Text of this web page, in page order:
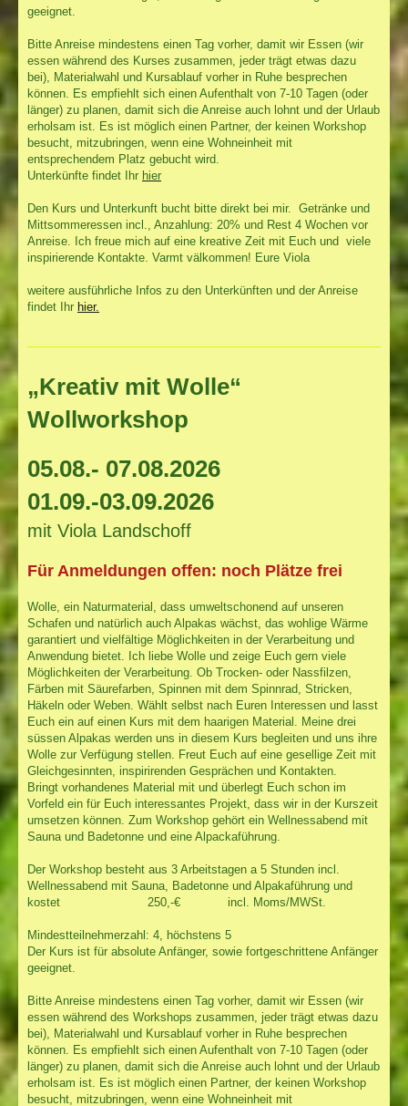
geeignet.
Bitte Anreise mindestens einen Tag vorher, damit wir Essen (wir
essen während des Kurses zusammen, jeder trägt etwas dazu
bei), Materialwahl und Kursablauf vorher in Ruhe besprechen
können. Es empfiehlt sich einen Aufenthalt von 7-10 Tagen (oder
länger) zu planen, damit sich die Anreise auch lohnt und der Urlaub
erholsam ist. Es ist möglich einen Partner, der keinen Workshop
besucht, mitzubringen, wenn eine Wohneinheit mit
entsprechendem Platz gebucht wird.
Unterkünfte findet Ihr hier
Den Kurs und Unterkunft bucht bitte direkt bei mir. Getränke und
Mittsommeressen incl., Anzahlung: 20% und Rest 4 Wochen vor
Anreise. Ich freue mich auf eine kreative Zeit mit Euch und viele
inspirierende Kontakte. Varmt välkommen! Eure Viola
weitere ausführliche Infos zu den Unterkünften und der Anreise
findet Ihr hier.
„Kreativ mit Wolle“
Wollworkshop
05.08.- 07.08.2026
01.09.-03.09.2026
mit Viola Landschoff
Für Anmeldungen offen: noch Plätze frei
Wolle, ein Naturmaterial, dass umweltschonend auf unseren
Schafen und natürlich auch Alpakas wächst, das wohlige Wärme
garantiert und vielfältige Möglichkeiten in der Verarbeitung und
Anwendung bietet. Ich liebe Wolle und zeige Euch gern viele
Möglichkeiten der Verarbeitung. Ob Trocken- oder Nassfilzen,
Färben mit Säurefarben, Spinnen mit dem Spinnrad, Stricken,
Häkeln oder Weben. Wählt selbst nach Euren Interessen und lasst
Euch ein auf einen Kurs mit dem haarigen Material. Meine drei
süssen Alpakas werden uns in diesem Kurs begleiten und uns ihre
Wolle zur Verfügung stellen. Freut Euch auf eine gesellige Zeit mit
Gleichgesinnten, inspirirenden Gesprächen und Kontakten.
Bringt vorhandenes Material mit und überlegt Euch schon im
Vorfeld ein für Euch interessantes Projekt, dass wir in der Kurszeit
umsetzen können. Zum Workshop gehört ein Wellnessabend mit
Sauna und Badetonne und eine Alpackaführung.
Der Workshop besteht aus 3 Arbeitstagen a 5 Stunden incl.
Wellnessabend mit Sauna, Badetonne und Alpakaführung und
kostet 250,-€ incl. Moms/MWSt.
Mindestteilnehmerzahl: 4, höchstens 5
Der Kurs ist für absolute Anfänger, sowie fortgeschrittene Anfänger
geeignet.
Bitte Anreise mindestens einen Tag vorher, damit wir Essen (wir
essen während des Workshops zusammen, jeder trägt etwas dazu
bei), Materialwahl und Kursablauf vorher in Ruhe besprechen
können. Es empfiehlt sich einen Aufenthalt von 7-10 Tagen (oder
länger) zu planen, damit sich die Anreise auch lohnt und der Urlaub
erholsam ist. Es ist möglich einen Partner, der keinen Workshop
besucht, mitzubringen, wenn eine Wohneinheit mit